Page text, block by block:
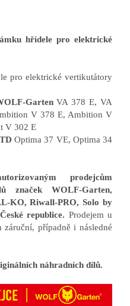
hřídele pro elektrické
pro elektrické vertikutátory
GartenVA 378 E, VA
V 378 E, Ambition V
V 302 E
Optima 37 VE, Optima 34
prodejcům
značek WOLF-Garten,
KO, Riwall-PRO, Solo by
republice. Prodejem u
případně i následné
náhradních dílů.